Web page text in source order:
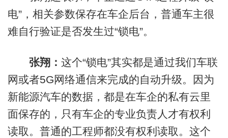
电”，相关参数保存在车企后台，普通车主很
难自行验证是否发生过“锁电”。
张翔： 这个“锁电”其实都是通过我们车联
网或者5G网络通信来完成的自动升级。因为
新能源汽车的数据，都是在车企的私有云里
面保存的，只有车企的专业负责人才有权利
读取。普通的工程师都没有权利读取。这个